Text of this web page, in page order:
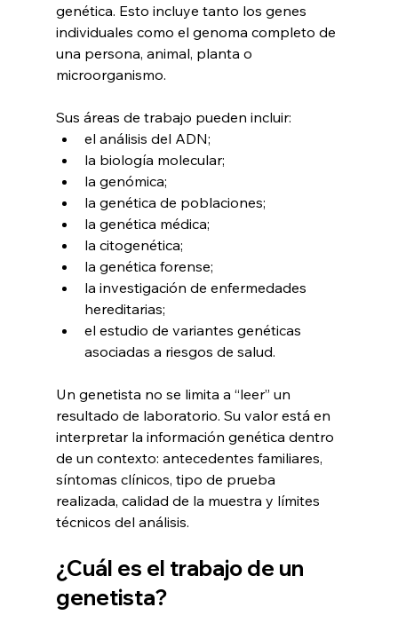
genética. Esto incluye tanto los genes
individuales como el genoma completo de
una persona, animal, planta o
microorganismo.
Sus áreas de trabajo pueden incluir:
el análisis del ADN;
la biología molecular;
la genómica;
la genética de poblaciones;
la genética médica;
la citogenética;
la genética forense;
la investigación de enfermedades
hereditarias;
el estudio de variantes genéticas
asociadas a riesgos de salud.
Un genetista no se limita a “leer” un
resultado de laboratorio. Su valor está en
interpretar la información genética dentro
de un contexto: antecedentes familiares,
síntomas clínicos, tipo de prueba
realizada, calidad de la muestra y límites
técnicos del análisis.
¿Cuál es el trabajo de un
genetista?